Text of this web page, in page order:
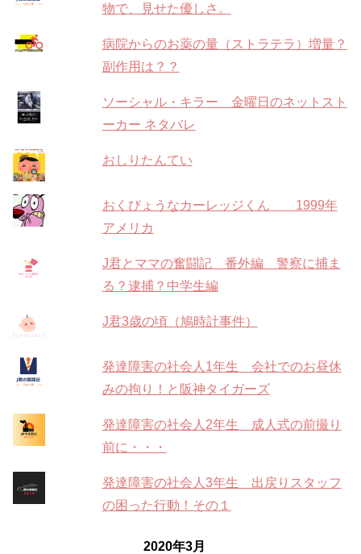
物で、見せた優しさ。
病院からのお薬の量（ストラテラ）増量？
副作用は？？
ソーシャル・キラー 金曜日のネットスト
ーカー ネタバレ
おしりたんてい
おくびょうなカーレッジくん 1999年
アメリカ
J君とママの奮闘記 番外編 警察に捕ま
る？逮捕？中学生編
J君3歳の頃（鳩時計事件）
発達障害の社会人1年生 会社でのお昼休
みの拘り！と阪神タイガーズ
発達障害の社会人2年生 成人式の前撮り
前に・・・
発達障害の社会人3年生 出戻りスタッフ
の困った行動！その１
2020年3月